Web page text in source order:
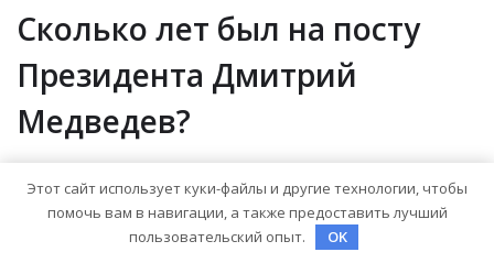
Сколько лет был на посту
Президента Дмитрий
Медведев?
Дмитрий Анатольевич Медведев был президентом
Российской Федерации с 2008 по 2012 год. Таким
образом, он занимал этот пост 4 года.
Этот сайт использует куки-файлы и другие технологии, чтобы
помочь вам в навигации, а также предоставить лучший
пользовательский опыт.
OK